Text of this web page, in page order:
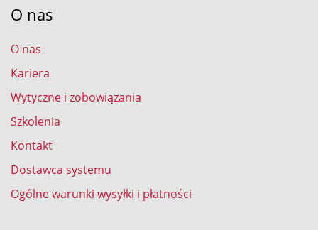
O nas
O nas
Kariera
Wytyczne i zobowiązania
Szkolenia
Kontakt
Dostawca systemu
Ogólne warunki wysyłki i płatności